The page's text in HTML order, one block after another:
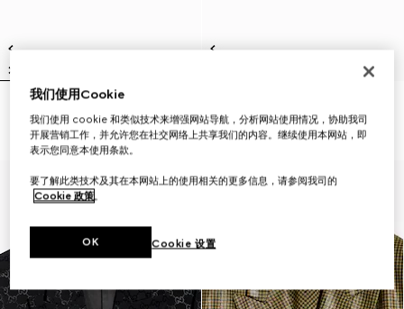
€ 3.100
€ 2.700
我们使用Cookie
我们使用 cookie 和类似技术来增强网站导航，分析网站使用情况，协助我司
开展营销工作，并允许您在社交网络上共享我们的内容。继续使用本网站，即
表示您同意本使用条款。
要了解此类技术及其在本网站上的使用相关的更多信息，请参阅我司的
Cookie 政策。
Cookie 设置
OK